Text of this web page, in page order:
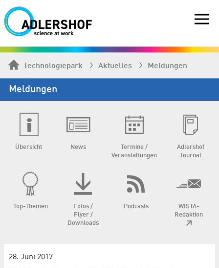
Technologiepark Aktuelles Meldungen
Meldungen
Übersicht News
Termine /
Veranstaltungen
Adlershof
Journal
Top-Themen
Fotos /
Flyer /
Downloads
Podcasts
WISTA-
Redaktion
28. Juni 2017